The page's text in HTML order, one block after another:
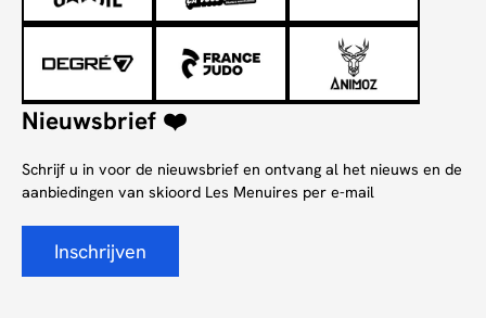
Nieuwsbrief ❤️
Schrijf u in voor de nieuwsbrief en ontvang al het nieuws en de
aanbiedingen van skioord Les Menuires per e-mail
Inschrijven